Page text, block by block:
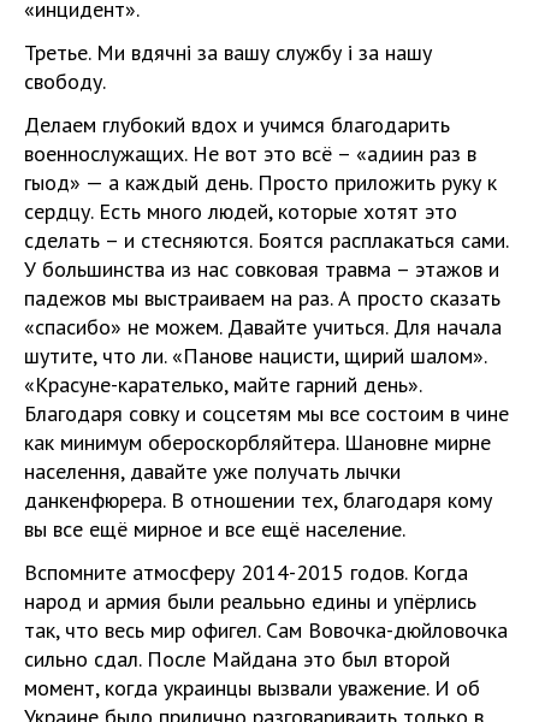
«инцидент».
Третье. Ми вдячні за вашу службу і за нашу
свободу.
Делаем глубокий вдох и учимся благодарить
военнослужащих. Не вот это всё – «адиин раз в
гыод» — а каждый день. Просто приложить руку к
сердцу. Есть много людей, которые хотят это
сделать – и стесняются. Боятся расплакаться сами.
У большинства из нас совковая травма – этажов и
падежов мы выстраиваем на раз. А просто сказать
«спасибо» не можем. Давайте учиться. Для начала
шутите, что ли. «Панове нацисти, щирий шалом».
«Красуне-карателько, майте гарний день».
Благодаря совку и соцсетям мы все состоим в чине
как минимум обероскорбляйтера. Шановне мирне
населення, давайте уже получать лычки
данкенфюрера. В отношении тех, благодаря кому
вы все ещё мирное и все ещё население.
Вспомните атмосферу 2014-2015 годов. Когда
народ и армия были реалььно едины и упёрлись
так, что весь мир офигел. Сам Вовочка-дюйловочка
сильно сдал. После Майдана это был второй
момент, когда украинцы вызвали уважение. И об